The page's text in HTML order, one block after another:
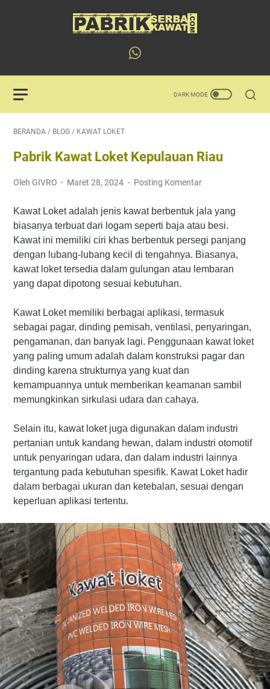
BERANDA / BLOG / KAWAT LOKET
Pabrik Kawat Loket Kepulauan Riau
Oleh GIVRO Maret 28, 2024 Posting Komentar
Kawat Loket adalah jenis kawat berbentuk jala yang
biasanya terbuat dari logam seperti baja atau besi.
Kawat ini memiliki ciri khas berbentuk persegi panjang
dengan lubang-lubang kecil di tengahnya. Biasanya,
kawat loket tersedia dalam gulungan atau lembaran
yang dapat dipotong sesuai kebutuhan.
Kawat Loket memiliki berbagai aplikasi, termasuk
sebagai pagar, dinding pemisah, ventilasi, penyaringan,
pengamanan, dan banyak lagi. Penggunaan kawat loket
yang paling umum adalah dalam konstruksi pagar dan
dinding karena strukturnya yang kuat dan
kemampuannya untuk memberikan keamanan sambil
memungkinkan sirkulasi udara dan cahaya.
Selain itu, kawat loket juga digunakan dalam industri
pertanian untuk kandang hewan, dalam industri otomotif
untuk penyaringan udara, dan dalam industri lainnya
tergantung pada kebutuhan spesifik. Kawat Loket hadir
dalam berbagai ukuran dan ketebalan, sesuai dengan
keperluan aplikasi tertentu.